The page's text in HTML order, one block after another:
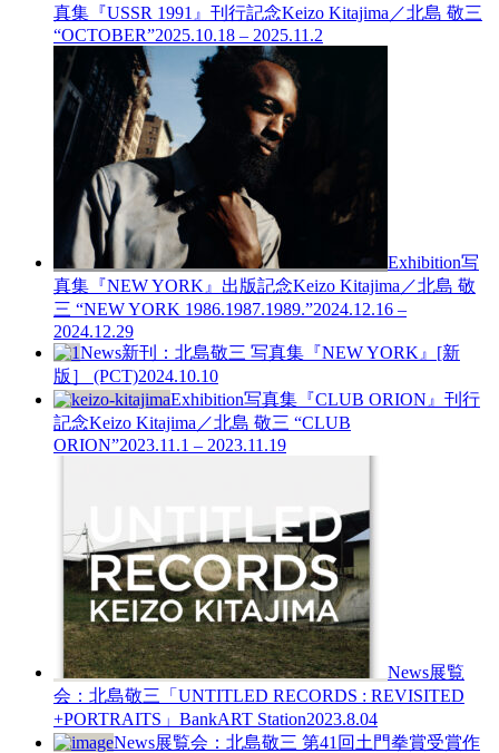
真集『USSR 1991』刊行記念Keizo Kitajima／北島 敬三
“OCTOBER”2025.10.18 – 2025.11.2
Exhibition写
真集『NEW YORK』出版記念Keizo Kitajima／北島 敬
三 “NEW YORK 1986.1987.1989.”2024.12.16 –
2024.12.29
News新刊：北島敬三 写真集『NEW YORK』[新
版］ (PCT)2024.10.10
Exhibition写真集『CLUB ORION』刊行
記念Keizo Kitajima／北島 敬三 “CLUB
ORION”2023.11.1 – 2023.11.19
News展覧
会：北島敬三「UNTITLED RECORDS : REVISITED
+PORTRAITS」BankART Station2023.8.04
News展覧会：北島敬三 第41回土門拳賞受賞作